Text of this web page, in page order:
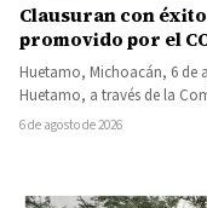
Clausuran con
promovido por el
Huetamo, Michoacán, 6 de
Huetamo, a través de la
6 de agosto de 2026